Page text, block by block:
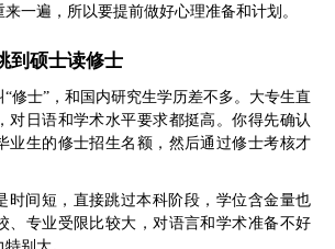
一遍，所以要提前做好心理准备和计划。
到硕士读修士
“修士”，和国内研究生学历差不多。大专生直
对日语和学术水平要求都挺高。你得先确认
业生的修士招生名额，然后通过修士考核才
时间短，直接跳过本科阶段，学位含金量也
、专业受限比较大，对语言和学术准备不好